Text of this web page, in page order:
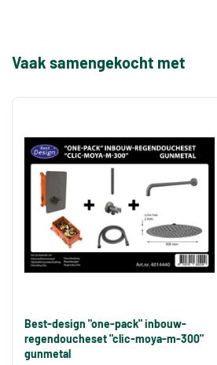
Vaak samengekocht met
Best-design "one-pack" inbouw-
regendoucheset "clic-moya-m-300"
gunmetal